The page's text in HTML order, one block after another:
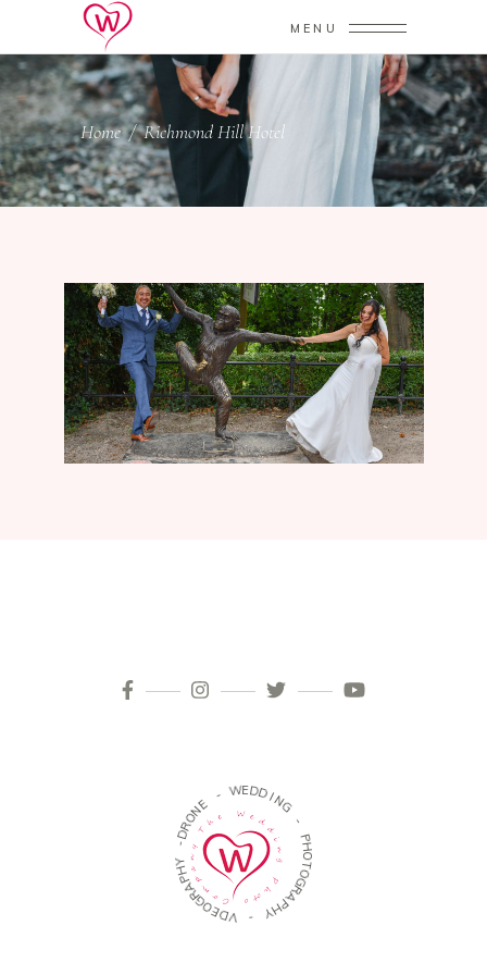
MENU
Home/Richmond Hill Hotel
- WEDDIN
G
-
P
H
O
T
O
G
R
A
P
H
Y
-
V
D
E
O
G
R
A
P
H
Y
-
D
R
O
N
E